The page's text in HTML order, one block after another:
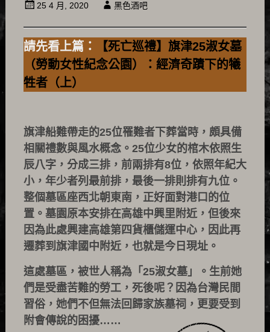
25 4 月, 2020 黑色酒吧
請先看上篇：
【死亡巡禮】旗津25淑女墓
（勞動女性紀念公園）：經濟奇蹟下的犧
牲者（上）
旗津船難帶走的25位罹難者下葬當時，頗具備
相關禮數與風水概念。25位少女的棺木依照生
辰八字，分成三排，前兩排有8位，依照年紀大
小，年少者列最前排，最後一排則排有九位。
整個墓區座西北朝東南，正好面對港口的位
置。墓園原本安排在高雄中興里附近，但後來
因為此處興建高雄第四貨櫃儲運中心，因此再
遷葬到旗津國中附近，也就是今日現址。
這處墓區，被世人稱為「25淑女墓」。生前她
們是受盡苦難的勞工，死後呢？因為台灣民間
習俗，她們不但無法回歸家族墓祠，更要受到
附會傳說的困擾……